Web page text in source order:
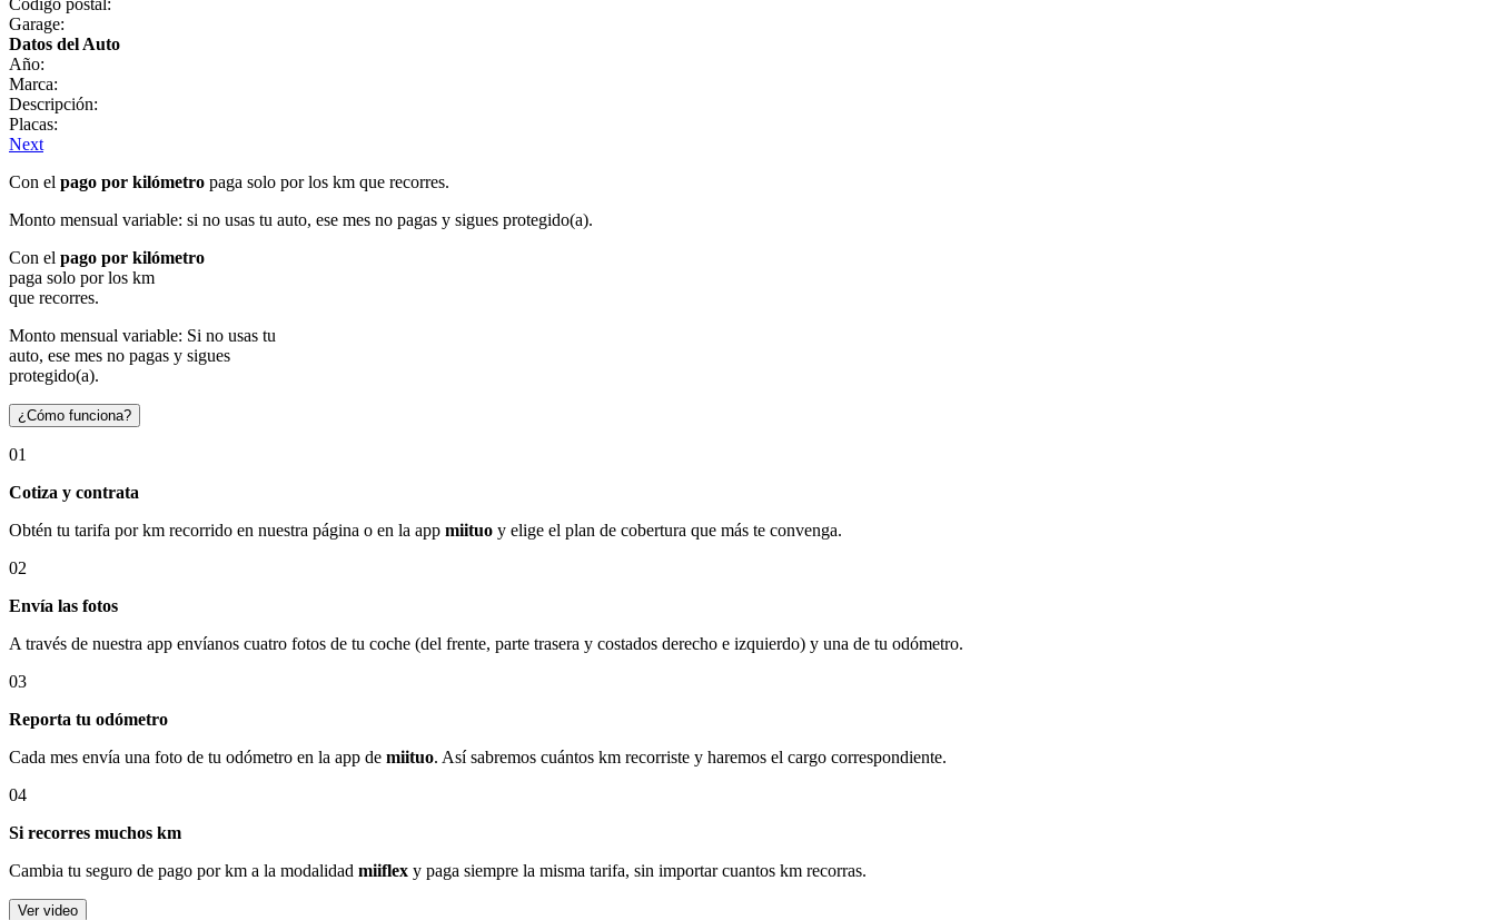
Garage:
Datos del Auto
Año:
Marca:
Descripción:
Placas:
Next
Con el pago por kilómetro paga solo por los km que recorres.
Monto mensual variable: si no usas tu auto, ese mes no pagas y sigues protegido(a).
Con el pago por kilómetro
paga solo por los km
que recorres.
Monto mensual variable: Si no usas tu
auto, ese mes no pagas y sigues
protegido(a).
¿Cómo funciona?
01
Cotiza y contrata
Obtén tu tarifa por km recorrido en nuestra página o en la app miituo y elige el plan de cobertura que más te convenga.
02
Envía las fotos
A través de nuestra app envíanos cuatro fotos de tu coche (del frente, parte trasera y costados derecho e izquierdo) y una de tu odómetro.
03
Reporta tu odómetro
Cada mes envía una foto de tu odómetro en la app de miituo. Así sabremos cuántos km recorriste y haremos el cargo correspondiente.
04
Si recorres muchos km
Cambia tu seguro de pago por km a la modalidad miiflex y paga siempre la misma tarifa, sin importar cuantos km recorras.
Ver video